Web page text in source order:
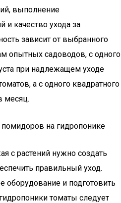
выполнение
и качество ухода за
зависит от выбранного
опытных садоводов, с одного
при надлежащем уходе
а с одного квадратного
месяц.
на гидропонике
с растений нужно создать
правильный уход.
и подготовить
томаты следует